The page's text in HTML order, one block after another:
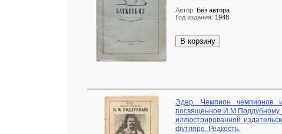
Автор: Без автора
Год издания: 1948
В корзину
Эдер. Чемпион чемпионов
посвященное
иллюстрированной
футляре. Редкость.